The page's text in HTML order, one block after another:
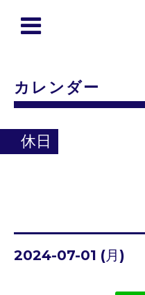
カレンダー
休日
2024-07-01 (月)